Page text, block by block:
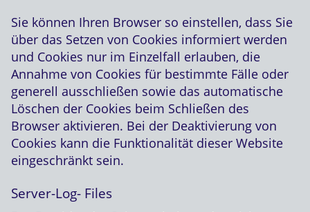
Sie können Ihren Browser so einstellen, dass Sie
über das Setzen von Cookies informiert werden
und Cookies nur im Einzelfall erlauben, die
Annahme von Cookies für bestimmte Fälle oder
generell ausschließen sowie das automatische
Löschen der Cookies beim Schließen des
Browser aktivieren. Bei der Deaktivierung von
Cookies kann die Funktionalität dieser Website
eingeschränkt sein.
Server-Log- Files